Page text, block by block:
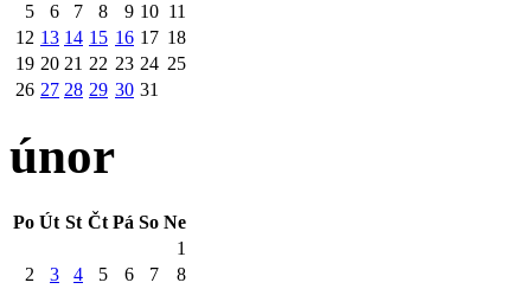
5
6 7 8 9 10 11
12 13 14 15 16 17 18
19 20 21 22 23 24 25
26 27 28 29 30 31
únor
Po Út St Čt Pá So Ne
1
2
3 4 5 6 7
8